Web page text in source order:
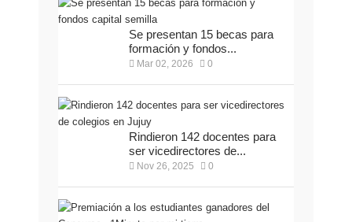
Se presentan 15 becas para
formación y fondos...
Mar 02, 2026 0
Rindieron 142 docentes para
ser vicedirectores de...
Nov 26, 2025 0